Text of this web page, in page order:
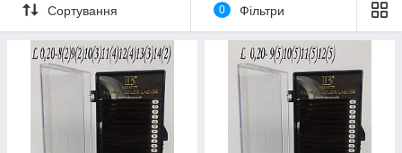
Сортування 0 Фільтри